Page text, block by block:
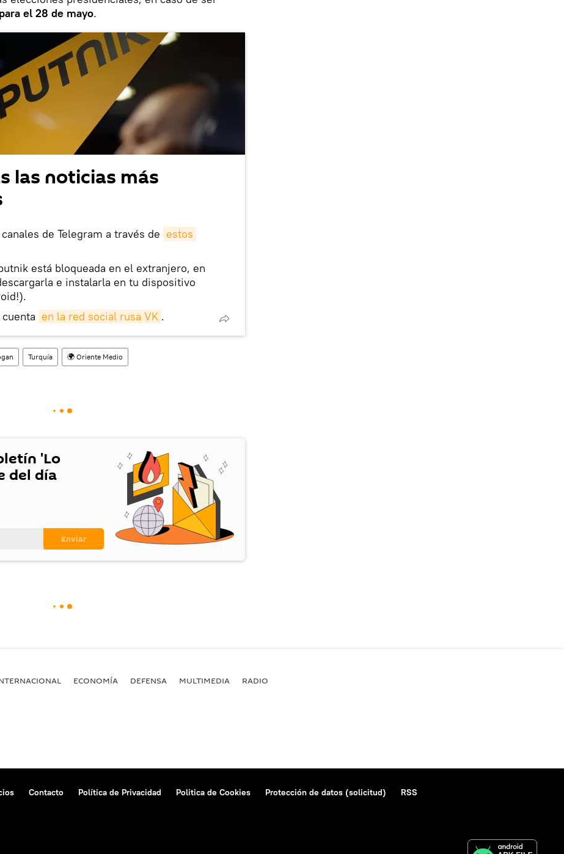
el 28 de mayo.
las noticias más
de Telegram a través de estos
está bloqueada en el extranjero, en
e instalarla en tu dispositivo
en la red social rusa VK .
Turquía 🌍 Oriente Medio
'Lo
del día
ECONOMÍA DEFENSA MULTIMEDIA RADIO
Contacto Política de Privacidad Politica de Cookies Protección de datos (solicitud)
RSS